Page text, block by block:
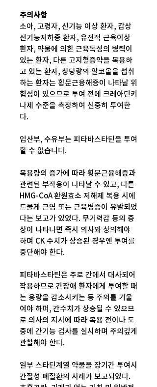
주의사항
소아, 고령자, 신기능 이상 환자, 갑상
선기능저하증 환자, 유전적 근육이상
환자, 약물에 의한 근육독성의 병력이
있는 환자, 다른 고지혈증약을 복용하
고 있는 환자, 상당량의 알코올을 섭취
하는 환자는 횡문근융해증이 나타날 위
험성이 있으므로 투여 전에 크레아틴키
나제 수준을 측정하여 신중히 투여한
다.
임산부, 수유부는 피타바스타틴을 투여
할 수 없습니다.
복용량의 증가에 따라 횡문근융해증과
관련된 부작용이 나타날 수 있고, 다른
HMG-CoA 환원효소 저해제 복용 시에
드물게 근염 또는 근육병증이 유발되었
다는 보고가 있었다. 무기력감 등의 증
상이 나타나면 즉시 의사와 상의해야
하며 CK 수치가 상승된 경우엔 투여를
중단해야 한다.
피타바스타틴은 주로 간에서 대사되어
작용하므로 간장애 환자에게 투여할 때
는 용량을 감소시키는 등 주의를 기울
여야 하며, 간수치가 상승될 수 있으므
로 의사의 지시에 따라 복용 전이나 도
중에 간기능 검사를 실시하며 주의깊게
관찰해야 한다.
일부 스타틴계열 약물을 장기간 투여시
간질성 폐질환의 사례가 보고되었다.